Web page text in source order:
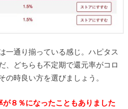
一通り揃っている感じ。ハピタス
、どちらも不定期で還元率がコロ
の時良い方を選びましょう。
８％になったこともありました